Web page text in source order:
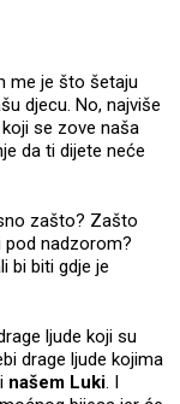
me je što šetaju
djecu. No, najviše
se zove naša
da ti dijete neće
zašto? Zašto
pod nadzorom?
bi biti gdje je
ljude koji su
drage ljude kojima
našem Luki. I